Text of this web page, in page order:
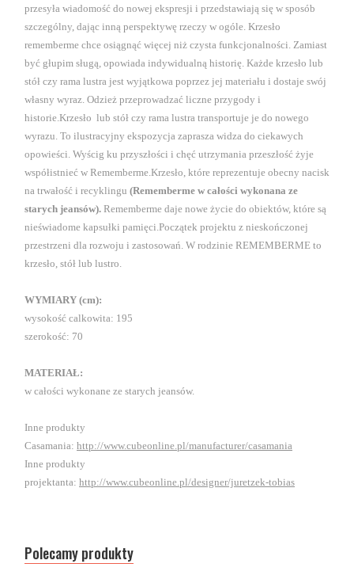
przesyła wiadomość do nowej ekspresji i przedstawiają się w sposób
szczególny, dając inną perspektywę rzeczy w ogóle. Krzesło
rememberme chce osiągnąć więcej niż czysta funkcjonalności. Zamiast
być głupim sługą, opowiada indywidualną historię. Każde krzesło lub
stół czy rama lustra jest wyjątkowa poprzez jej materiału i dostaje swój
własny wyraz. Odzież przeprowadzać liczne przygody i
historie.Krzesło lub stół czy rama lustra transportuje je do nowego
wyrazu. To ilustracyjny ekspozycja zaprasza widza do ciekawych
opowieści. Wyścig ku przyszłości i chęć utrzymania przeszłość żyje
współistnieć w Rememberme.Krzesło, które reprezentuje obecny nacisk
na trwałość i recyklingu (Rememberme w całości wykonana ze
starych jeansów). Rememberme daje nowe życie do obiektów, które są
nieświadome kapsułki pamięci.Początek projektu z nieskończonej
przestrzeni dla rozwoju i zastosowań. W rodzinie REMEMBERME to
krzesło, stół lub lustro.
WYMIARY (cm):
wysokość calkowita: 195
szerokość: 70
MATERIAŁ:
w całości wykonane ze starych jeansów.
Inne produkty
Casamania: http://www.cubeonline.pl/manufacturer/casamania
Inne produkty
projektanta: http://www.cubeonline.pl/designer/juretzek-tobias
Polecamy produkty